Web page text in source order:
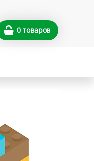
0 товаров